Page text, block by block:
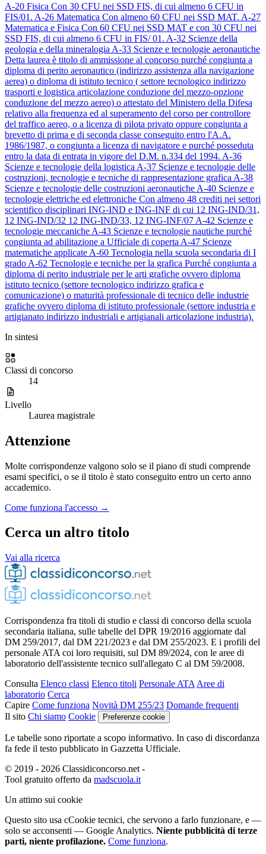
A-20 Fisica Con 30 CFU nei SSD FIS, di cui almeno 6 CFU in
FIS/01. A-26 Matematica Con almeno 60 CFU nei SSD MAT. A-27
Matematica e Fisica Con 60 CFU nei SSD MAT e con 30 CFU nei
SSD FIS, di cui almeno 6 CFU in FIS/ 01. A-32 Scienze della
geologia e della mineralogia A-33 Scienze e tecnologie aeronautiche
Detta laurea è titolo di ammissione al concorso purché congiunta a
diploma di perito aeronautico (indirizzo assistenza alla navigazione
aerea) o diploma di istituto tecnico ( settore tecnologico indirizzo
trasporti e logistica articolazione conduzione del mezzo-opzione
conduzione del mezzo aereo) o attestato del Ministero della Difesa
relativo alla frequenza ed al superamento del corso per controllore
del traffico aereo, o a licenza di pilota privato oppure congiunta a
brevetto di prima e di seconda classe conseguito entro l'A.A.
1986/1987, o congiunta a licenza di navigatore e purché posseduta
entro la data di entrata in vigore del D.M. n.334 del 1994. A-36
Scienze e tecnologie della logistica A-37 Scienze e tecnologie delle
costruzioni, tecnologie e tecniche di rappresentazione grafica A-38
Scienze e tecnologie delle costruzioni aeronautiche A-40 Scienze e
tecnologie elettriche ed elettroniche Con almeno 48 crediti nei settori
scientifico disciplinari ING-IND e ING-INF di cui 12 ING-IND/31,
12 ING-IND/32 12 ING-IND/33, 12 ING-INF/07 A-42 Scienze e
tecnologie meccaniche A-43 Scienze e tecnologie nautiche purché
congiunta ad abilitazione a Ufficiale di coperta A-47 Scienze
matematiche applicate A-60 Tecnologia nella scuola secondaria di I
grado A-62 Tecnologie e tecniche per la grafica Purché congiunta a
diploma di perito industriale per le arti grafiche ovvero diploma
istituto tecnico (settore tecnologico indirizzo grafica e
comunicazione) o maturità professionale di tecnico delle industrie
grafiche ovvero diploma di istituto professionale (settore industria e
artigianato indirizzo industriali e artigianali articolazione industria).
In sintesi
Classi di concorso
14
Livello
Laurea magistrale
Attenzione
Molte corrispondenze valgono solo se il piano di studi comprende
esami specifici, o se il titolo è stato conseguito entro un certo anno
accademico.
Come funziona l'accesso →
Cerca un altro titolo
Vai alla ricerca
Corrispondenza fra titoli di studio e classi di concorso della scuola
secondaria italiana, sulle tabelle del DPR 19/2016 aggiornate dal
DM 259/2017, dal DM 221/2023 e dal DM 255/2023. E i profili del
personale ATA coi loro requisiti, sul DM 89/2024, con le aree di
laboratorio dell'assistente tecnico sull'allegato C al DM 59/2008.
Consulta Elenco classi Elenco titoli Personale ATA Aree di
laboratorio Cerca
Capire Come funziona Novità DM 255/23 Domande frequenti
Il sito Chi siamo Cookie Preferenze cookie
Le tabelle sono riportate a scopo informativo. In caso di discordanza
fa fede il testo pubblicato in Gazzetta Ufficiale.
© 2019 - 2026 Classidiconcorso.net -
Tool gratuito offerto da madscuola.it
Un attimo sui cookie
Questo sito usa cCookie tecnici, che servono a farlo funzionare, e —
solo se acconsenti — Google Analytics. Niente pubblicità di terze
parti, niente profilazione. Come funziona.